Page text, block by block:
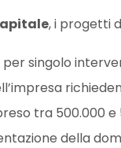
, i progetti
singolo
tra 500.000 e
della